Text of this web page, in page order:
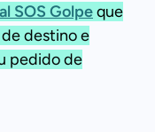
SOS Golpeque
destino e
pedido de